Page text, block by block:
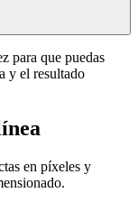
para que puedas
y el resultado
en píxeles y